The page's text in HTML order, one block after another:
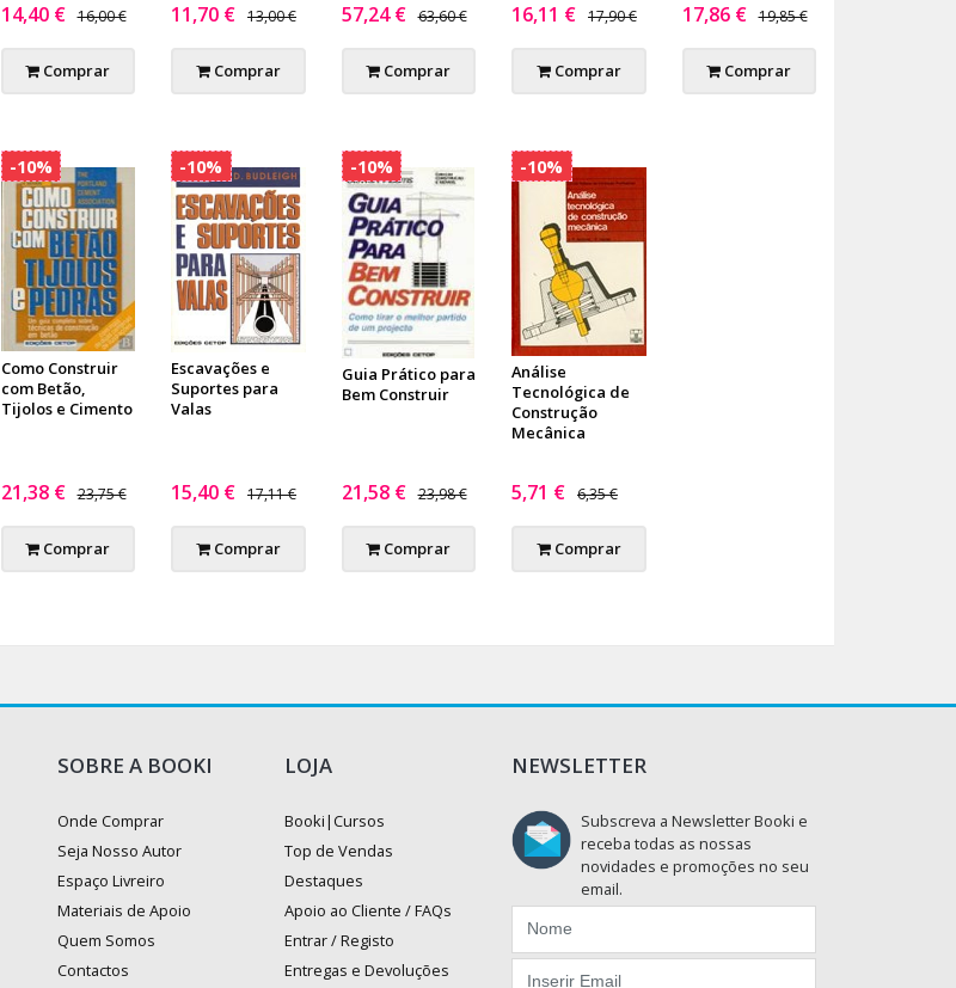
14,40 € 16,00 €
Comprar
11,70 € 13,00 €
Comprar
57,24 € 63,60 €
Comprar
16,11 € 17,90 €
Comprar
17,86 € 19,85 €
Comprar
Como Construir
com Betão,
Tijolos e Cimento
21,38 € 23,75 €
Comprar
-10%
Escavações e
Suportes para
Valas
15,40 € 17,11 €
Comprar
-10%
Guia Prático para
Bem Construir
21,58 € 23,98 €
Comprar
-10%
Análise
Tecnológica de
Construção
Mecânica
5,71 € 6,35 €
Comprar
-10%
SOBRE A BOOKI
Onde Comprar
Seja Nosso Autor
Espaço Livreiro
Materiais de Apoio
Quem Somos
Contactos
LOJA
Booki|Cursos
Top de Vendas
Destaques
Apoio ao Cliente / FAQs
Entrar / Registo
Entregas e Devoluções
NEWSLETTER
Subscreva a Newsletter Booki e
receba todas as nossas
novidades e promoções no seu
email.